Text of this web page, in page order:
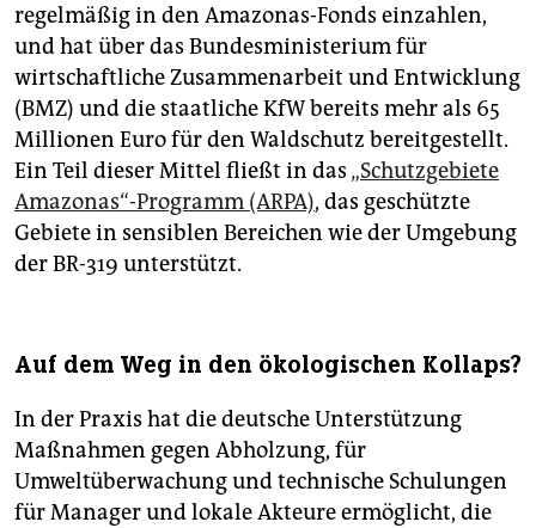
regelmäßig in den Amazonas-Fonds einzahlen,
und hat über das Bundesministerium für
wirtschaftliche Zusammenarbeit und Entwicklung
(BMZ) und die staatliche KfW bereits mehr als 65
Millionen Euro für den Waldschutz bereitgestellt.
Ein Teil dieser Mittel fließt in das „Schutzgebiete
Amazonas“-Programm (ARPA), das geschützte
Gebiete in sensiblen Bereichen wie der Umgebung
der BR-319 unterstützt.
Auf dem Weg in den ökologischen Kollaps?
In der Praxis hat die deutsche Unterstützung
Maßnahmen gegen Abholzung, für
Umweltüberwachung und technische Schulungen
für Manager und lokale Akteure ermöglicht, die